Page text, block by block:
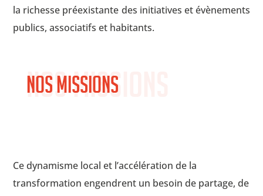
la richesse préexistante des initiatives et évènements
publics, associatifs et habitants.
Nos missions
Nos missions
Ce dynamisme local et l’accélération de la
transformation engendrent un besoin de partage, de